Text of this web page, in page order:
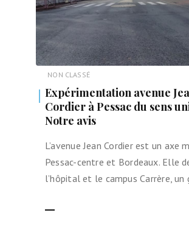
NON CLASSÉ
Expérimentation avenue
Cordier à Pessac du sens
Notre avis
L’avenue Jean Cordier est un axe
Pessac-centre et Bordeaux. Elle
l’hôpital et le campus Carrère, un